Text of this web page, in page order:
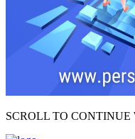
SCROLL TO